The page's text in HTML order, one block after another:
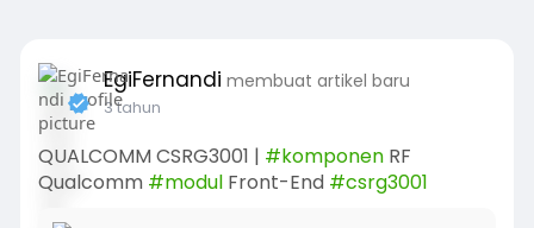
EgiFernandi membuat artikel baru
3 tahun
QUALCOMM CSRG3001 | #komponenRF
Qualcomm #modulFront-End #csrg3001